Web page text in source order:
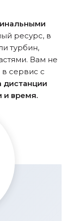
ресурс, в
турбин,
Вам не
сервис с
дистанции
и время.